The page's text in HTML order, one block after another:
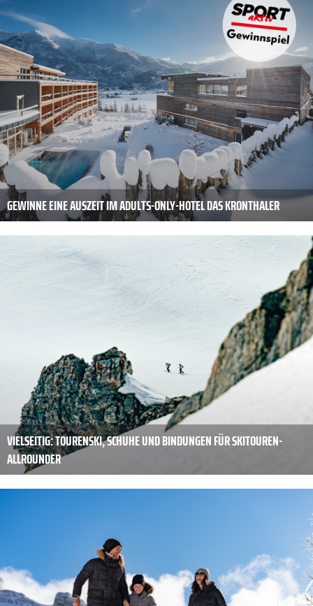
GEWINNE EINE AUSZEIT IM ADULTS-ONLY-HOTEL DAS KRONTHALER
VIELSEITIG: TOURENSKI, SCHUHE UND BINDUNGEN FÜR SKITOUREN-
ALLROUNDER